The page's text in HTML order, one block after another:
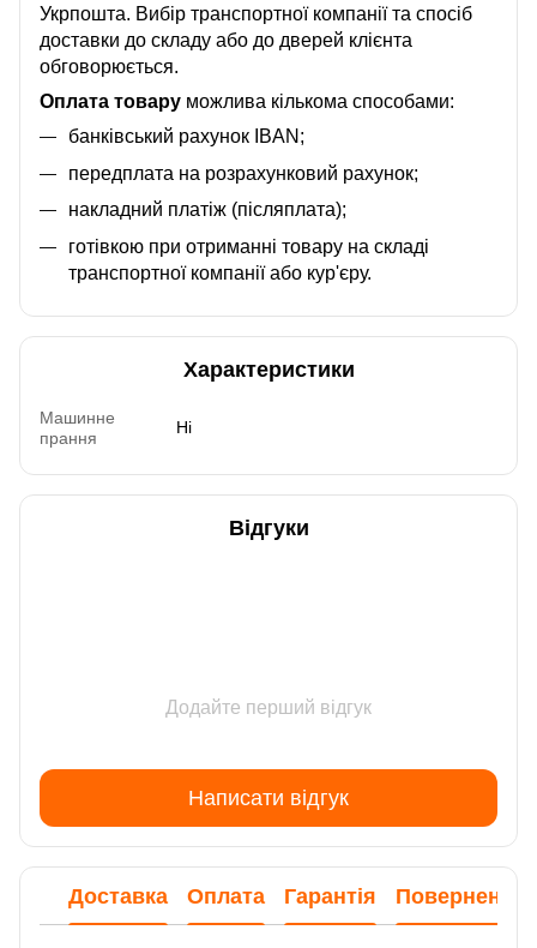
Укрпошта. Вибір транспортної компанії та спосіб
доставки до складу або до дверей клієнта
обговорюється.
Оплата товару можлива кількома способами:
банківський рахунок IBAN;
передплата на розрахунковий рахунок;
накладний платіж (післяплата);
готівкою при отриманні товару на складі
транспортної компанії або кур'єру.
Характеристики
Машинне
прання
Ні
Відгуки
Додайте перший відгук
Написати відгук
Доставка Оплата Гарантія Повернення